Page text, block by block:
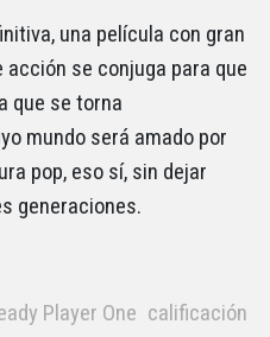
una película con gran
se conjuga para que
que se torna
mundo será amado por
pop, eso sí, sin dejar
generaciones.
Player One calificación